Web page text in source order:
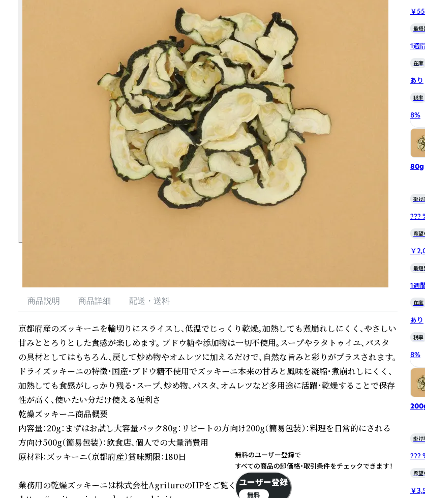
商品説明 商品詳細 配送・送料
京都府産のズッキーニを輪切りにスライスし、低温でじっくり乾燥。加熱しても煮崩れしにくく、やさしい
甘みととろりとした食感が楽しめます。 ブドウ糖や添加物は一切不使用。スープやラタトゥイユ、パスタ
の具材としてはもちろん、戻して炒め物やオムレツに加えるだけで、自然な旨みと彩りがプラスされます。
ドライズッキーニの特徴・国産・ブドウ糖不使用でズッキーニ本来の甘みと風味を凝縮・煮崩れしにくく、
加熱しても食感がしっかり残る・スープ、炒め物、パスタ、オムレツなど多用途に活躍・乾燥することで保存
性が高く、使いたい分だけ使える便利さ
乾燥ズッキーニ商品概要
内容量：20g：まずはお試し大容量パック80g：リピートの方向け200g（簡易包装）：料理を日常的にされる
方向け500g（簡易包装）：飲食店、個人での大量消費用
原材料：ズッキーニ（京都府産）賞味期限：180日
業務用の乾燥ズッキーニは株式会社AgritureのHPをご覧ください
￥
最短
1週
在庫
あり
税率
8%
80g
掛け
???
希望
￥
最短
1週
在庫
あり
税率
8%
掛け
???
希望
￥
無料のユーザー登録で
すべての商品の卸価格・取引条件をチェックできます！
ユーザー登録
無料